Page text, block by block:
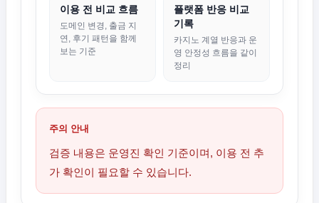
이용 전 비교 흐름
도메인 변경, 출금 지
연, 후기 패턴을 함께
보는 기준
플랫폼 반응 비교
기록
카지노 계열 반응과 운
영 안정성 흐름을 같이
정리
주의 안내
검증 내용은 운영진 확인 기준이며, 이용 전 추
가 확인이 필요할 수 있습니다.